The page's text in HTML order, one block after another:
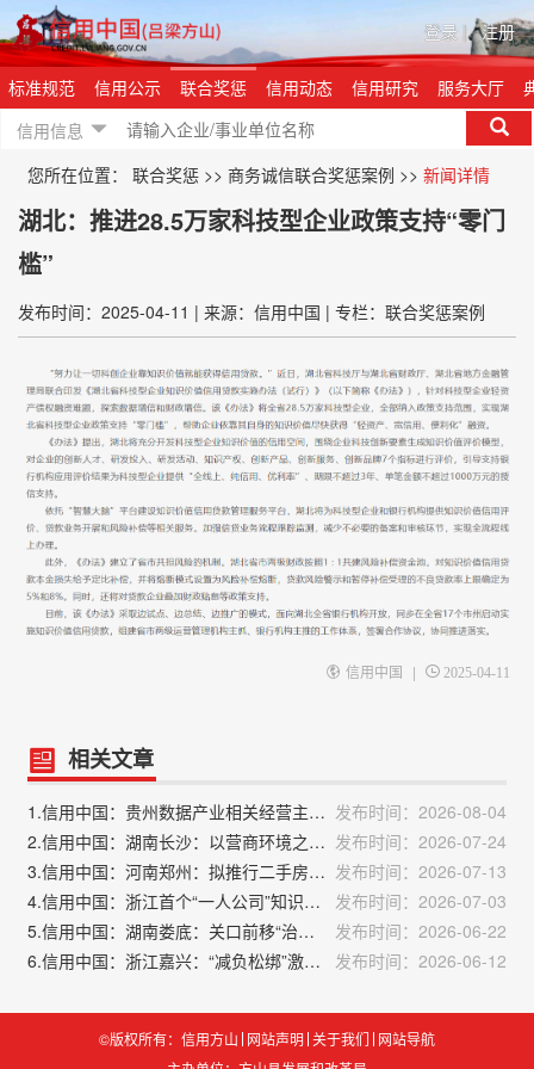
登录 | 注册
标准规范 信用公示 联合奖惩 信用动态 信用研究 服务大厅
信用信息
您所在位置： 联合奖惩 >> 商务诚信联合奖惩案例 >> 新闻详情
湖北：推进28.5万家科技型企业政策支持“零门
槛”
发布时间：2025-04-11 | 来源：信用中国 | 专栏：联合奖惩案例
信用中国 | 2025-04-11
相关文章
1.信用中国：贵州数据产业相关经营主体突破5.6万家 发布时间：2026-08-04
2.信用中国：湖南长沙：以营商环境之“优”促产业发展之“进” 发布时间：2026-07-24
3.信用中国：河南郑州：拟推行二手房源“一房一码” 发布时间：2026-07-13
4.信用中国：浙江首个“一人公司”知识产权服务站揭牌
发布时间：2026-07-03
5.信用中国：湖南娄底：关口前移“治未病”，信用赋能“助远行”
发布时间：2026-06-22
6.信用中国：浙江嘉兴：“减负松绑”激发市场源头活力
发布时间：2026-06-12
©版权所有：信用方山 网站声明 关于我们 网站导航